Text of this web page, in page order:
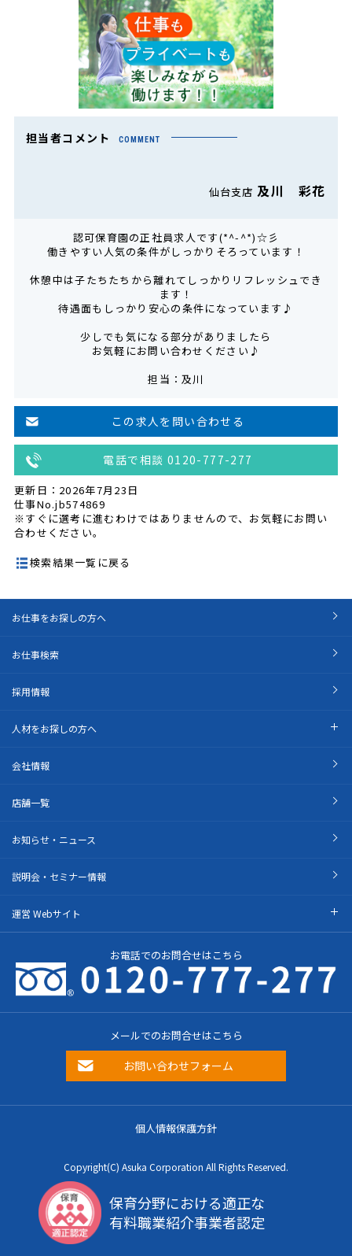
担当者コメント COMMENT
仙台支店及川 彩花
認可保育園の正社員求人です(*^-^*)☆彡
働きやすい人気の条件がしっかりそろっています！
休憩中は子たちたちから離れてしっかりリフレッシュでき
ます！
待遇面もしっかり安心の条件になっています♪
少しでも気になる部分がありましたら
お気軽にお問い合わせください♪
担当：及川
この求人を問い合わせる
電話で相談 0120-777-277
更新日：2026年7月23日
仕事No.jb574869
※すぐに選考に進むわけではありませんので、お気軽にお問い
合わせください。
検索結果一覧に戻る
お仕事をお探しの方へ
お仕事検索
採用情報
人材をお探しの方へ
会社情報
店舗一覧
お知らせ・ニュース
説明会・セミナー情報
運営 Webサイト
お電話でのお問合せはこちら
メールでのお問合せはこちら
お問い合わせフォーム
個人情報保護方針
Copyright(C) Asuka Corporation All Rights Reserved.
保育分野における適正な
有料職業紹介事業者認定